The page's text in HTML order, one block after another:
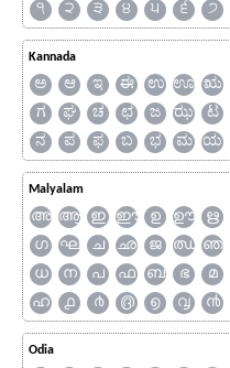
੧
੨ ੩ ੪ ੫ ੬ ੭
Kannada
ಅ ಆ ಇ ಈ ಉ ಊ ಋ
ಗ
ಘ ಚ ಛ ಜ ಝ ಟ
ನ
ಪ ಫ ಬ ಭ ಮ ಯ
Malyalam
അ ആ ഇ ഈ ഉ ഊ ഋ
ഗ
ഘ ച ഛ ജ ഝ ഞ
ധ
ന പ ഫ ബ ഭ മ
ഹ
൧ ൪ ൫ ൭ ൮ ൯
Odia